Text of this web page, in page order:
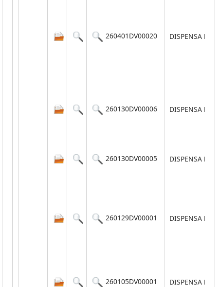
260401DV00020 DISPENSA
260130DV00006 DISPENSA
260130DV00005 DISPENSA
260129DV00001 DISPENSA
260105DV00001 DISPENSA